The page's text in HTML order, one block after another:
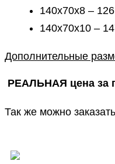
140х70х8 –
140х70х10 –
Дополнительные
РЕАЛЬНАЯ цена за
Так же можно